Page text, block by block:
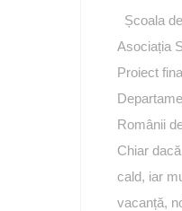
Școala
Asociația
Proiect
Românii
Chiar
cald, iar
vacanță,